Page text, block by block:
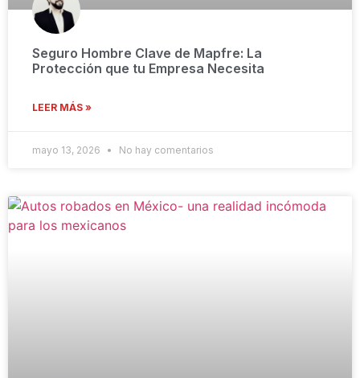
Seguro Hombre Clave de Mapfre: La
Protección que tu Empresa Necesita
LEER MÁS »
mayo 13, 2026 No hay comentarios